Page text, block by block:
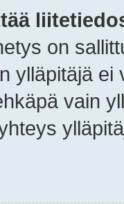
on
ylläpitäjä
vain